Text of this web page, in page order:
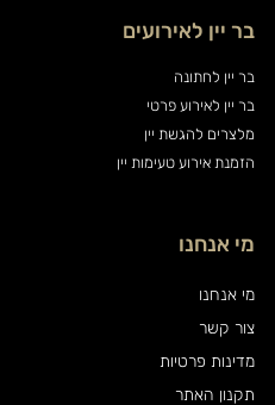
בר יין לאירועים
בר יין לחתונה
בר יין לאירוע פרטי
מלצרים להגשת יין
הזמנת אירוע טעימות יין
מי אנחנו
מי אנחנו
צור קשר
מדינות פרטיות
תקנון האתר